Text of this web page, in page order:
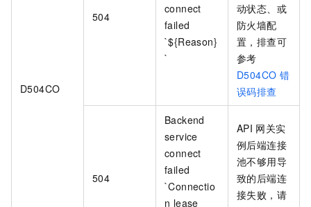
D504CO
504
connect
failed
`${Reason}
`
动状态、或
防火墙配
置，排查可
参考
D504CO 错
误码排查
504
Backend
service
connect
failed
`Connectio
n lease
API 网关实
例后端连接
池不够用导
致的后端连
接失败，请